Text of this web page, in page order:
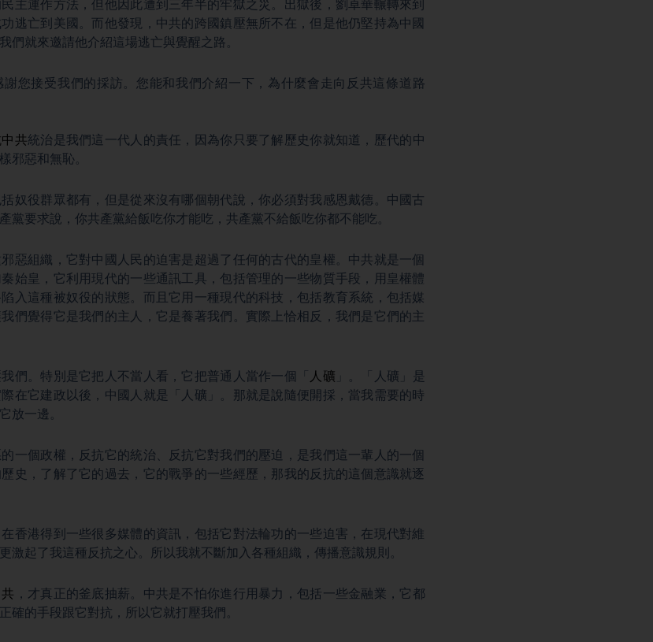
主運作方法，但他因此遭到三年半的牢獄之災。出獄後，劉卓華輾轉來到
逃亡到美國。而他發現，中共的跨國鎮壓無所不在，但是他仍堅持為中國
們就來邀請他介紹這場逃亡與覺醒之路。
您接受我們的採訪。您能和我們介紹一下，為什麼會走向反共這條道路
共統治是我們這一代人的責任，因為你只要了解歷史你就知道，歷代的中
邪惡和無恥。
奴役群眾都有，但是從來沒有哪個朝代說，你必須對我感恩戴德。中國古
黨要求說，你共產黨給飯吃你才能吃，共產黨不給飯吃你都不能吃。
惡組織，它對中國人民的迫害是超過了任何的古代的皇權。中共就是一個
始皇，它利用現代的一些通訊工具，包括管理的一些物質手段，用皇權體
入這種被奴役的狀態。而且它用一種現代的科技，包括教育系統，包括媒
們覺得它是我們的主人，它是養著我們。實際上恰相反，我們是它們的主
們。特別是它把人不當人看，它把普通人當作一個「 人礦 」。「人礦」是
在它建政以後，中國人就是「人礦」。那就是說隨便開採，當我需要的時
放一邊。
一個政權，反抗它的統治、反抗它對我們的壓迫，是我們這一輩人的一個
史，了解了它的過去，它的戰爭的一些經歷，那我的反抗的這個意識就逐
香港得到一些很多媒體的資訊，包括它對法輪功的一些迫害，在現代對維
激起了我這種反抗之心。所以我就不斷加入各種組織，傳播意識規則。
，才真正的釜底抽薪。中共是不怕你進行用暴力，包括一些金融業，它都
確的手段跟它對抗，所以它就打壓我們。